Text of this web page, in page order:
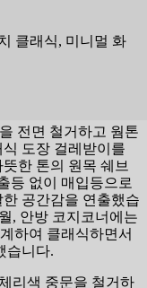
클래식, 미니멀 화
전면 철거하고 웜톤
도장 걸레받이를
한 톤의 원목 쉐브
등 없이 매입등으로
공간감을 연출했습
, 안방 코지코너에는
하여 클래식하면서
습니다.
리색 중문을 철거하